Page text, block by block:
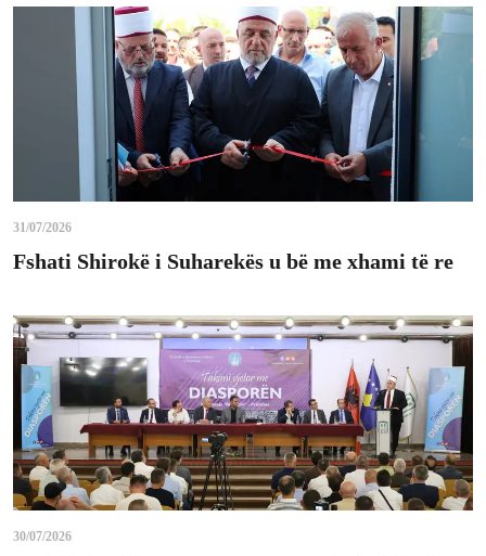
31/07/2026
Fshati Shirokë i Suharekës u bë me xhami të re
30/07/2026